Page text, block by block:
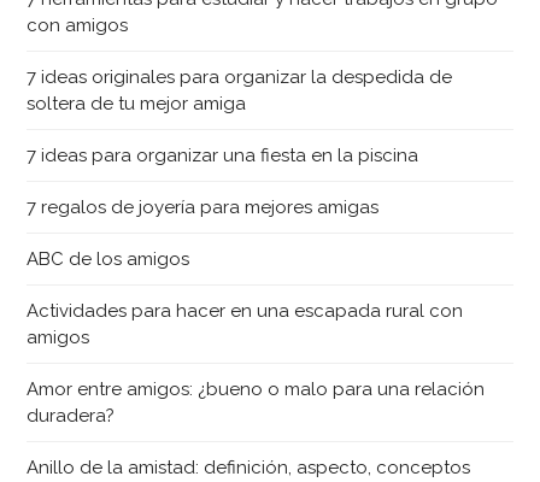
con amigos
7 ideas originales para organizar la despedida de
soltera de tu mejor amiga
7 ideas para organizar una fiesta en la piscina
7 regalos de joyería para mejores amigas
ABC de los amigos
Actividades para hacer en una escapada rural con
amigos
Amor entre amigos: ¿bueno o malo para una relación
duradera?
Anillo de la amistad: definición, aspecto, conceptos